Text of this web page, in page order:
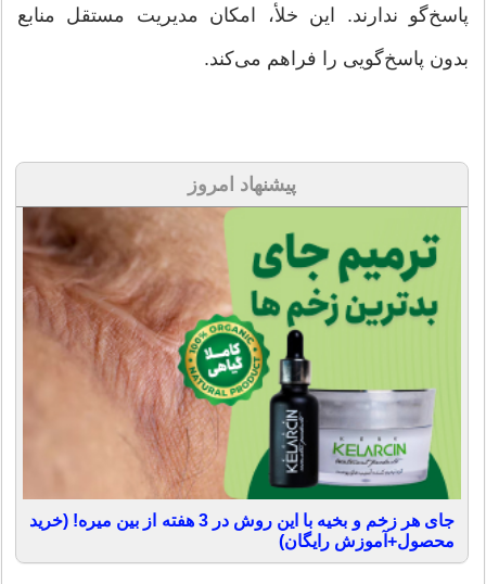
پاسخ‌گو ندارند. این خلأ، امکان مدیریت مستقل منابع
بدون پاسخ‌گویی را فراهم می‌کند.
پیشنهاد امروز
جای هر زخم و بخیه با این روش در 3 هفته از بین میره! (خرید
محصول+آموزش رایگان)